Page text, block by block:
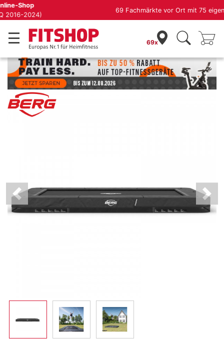
69 Fachmärkte vor Ort mit 75 eigenen Servicetechnikern
69x
Berg Trampolin
Previous Next